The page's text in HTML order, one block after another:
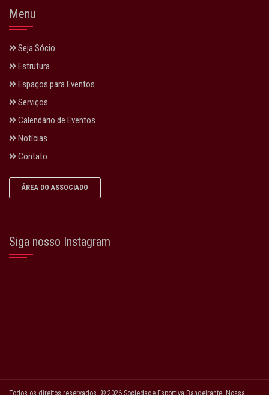
Menu
Seja Sócio
Estrutura
Espaços para Eventos
Serviços
Calendário de Eventos
Notícias
Contato
ÁREA DO ASSOCIADO
Siga nosso Instagram
Todos os direitos reservados. © 2026 Sociedade Esportiva Bandeirante. Nossa